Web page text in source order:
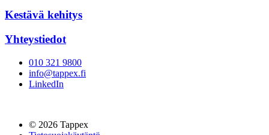
Kestävä kehitys
Yhteystiedot
010 321 9800
info@tappex.fi
LinkedIn
© 2026 Tappex